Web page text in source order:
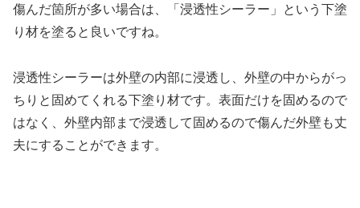
傷んだ箇所が多い場合は、「浸透性シーラー」という下塗
り材を塗ると良いですね。
浸透性シーラーは外壁の内部に浸透し、外壁の中からがっ
ちりと固めてくれる下塗り材です。表面だけを固めるので
はなく、外壁内部まで浸透して固めるので傷んだ外壁も丈
夫にすることができます。